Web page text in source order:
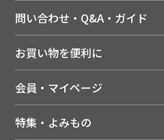
問い合わせ・Q&A・ガイド
ご利用ガイド
領収書について
送料について
お買い物を便利に
季節のカタログを無料でお届け
店舗・ECポイント共通アプリ
会員・マイページ
会員特典について
特集・よみもの